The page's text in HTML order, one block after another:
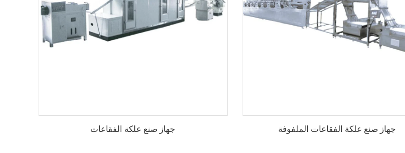
جهاز صنع علكة الفقاعات الملفوفة جهاز صنع علكة الفقاعات